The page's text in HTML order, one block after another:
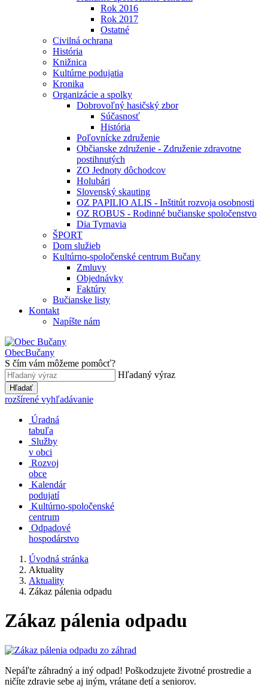
Rok 2016
Rok 2017
Ostatné
Civilná ochrana
História
Knižnica
Kultúrne podujatia
Kronika
Organizácie a spolky
Dobrovoľný hasičský zbor
Súčasnosť
História
Poľovnícke združenie
Občianske združenie - Združenie zdravotne
postihnutých
ZO Jednoty dôchodcov
Holubári
Slovenský skauting
OZ PAPILIO ALIS - Inštitút rozvoja osobnosti
OZ ROBUS - Rodinné bučianske spoločenstvo
Dia Tyrnavia
ŠPORT
Dom služieb
Kultúrno-spoločenské centrum Bučany
Zmluvy
Objednávky
Faktúry
Bučianske listy
Kontakt
Napíšte nám
ObecBučany
S čím vám môžeme pomôcť?
Hľadaný výraz
Hľadať
rozšírené vyhľadávanie
Úradná
tabuľa
Služby
v obci
Rozvoj
obce
Kalendár
podujatí
Kultúrno-spoločenské
centrum
Odpadové
hospodárstvo
Úvodná stránka
Aktuality
Aktuality
Zákaz pálenia odpadu
Zákaz pálenia odpadu
Nepáľte záhradný a iný odpad! Poškodzujete životné prostredie a
ničíte zdravie sebe aj iným, vrátane detí a seniorov.